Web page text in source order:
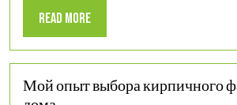
Read MoreRead
More
Мой опыт выбора кирпичного